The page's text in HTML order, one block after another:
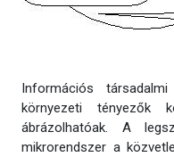
Információs
környezeti tényezők
ábrázolhatóak. A
mikrorendszer a